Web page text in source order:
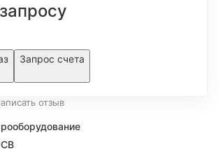
Запрос счета
отзыв